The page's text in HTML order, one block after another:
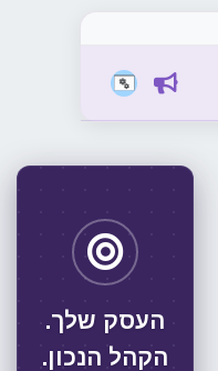
העסק שלך.
הקהל הנכון.